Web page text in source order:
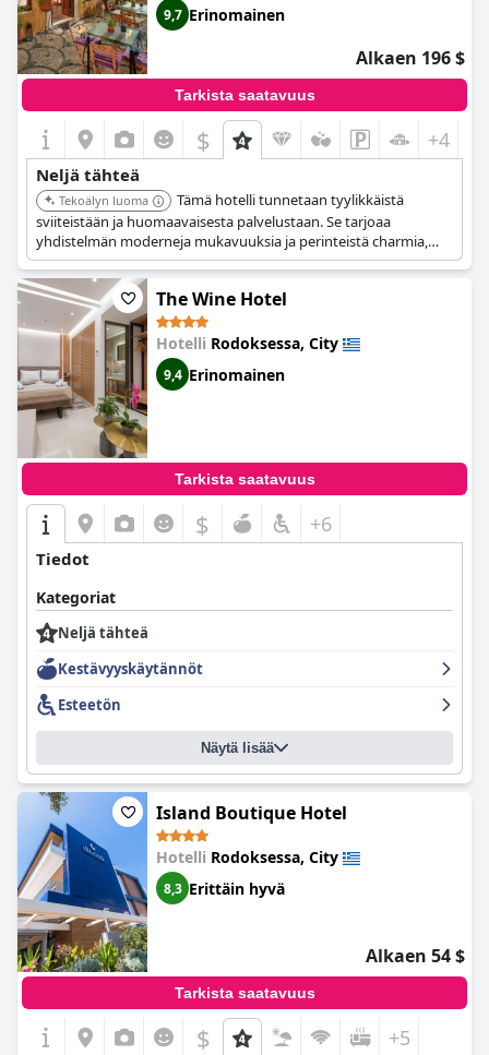
9,7 Erinomainen
Alkaen 196 $
Tarkista saatavuus
$ +4
Neljä tähteä
Tekoälyn luoma
Tämä hotelli tunnetaan tyylikkäistä
sviiteistään ja huomaavaisesta palvelustaan. Se tarjoaa
yhdistelmän moderneja mukavuuksia ja perinteistä charmia,
mikä takaa mukavan ja ikimuistoisen oleskelun.
The Wine Hotel
Hotelli Rodoksessa, City
9,4 Erinomainen
Tarkista saatavuus
$ +6
Tiedot
Kategoriat
Neljä tähteä
Kestävyyskäytännöt
Esteetön
Näytä lisää
Island Boutique Hotel
Hotelli Rodoksessa, City
8,3 Erittäin hyvä
Alkaen 54 $
Tarkista saatavuus
$ +5